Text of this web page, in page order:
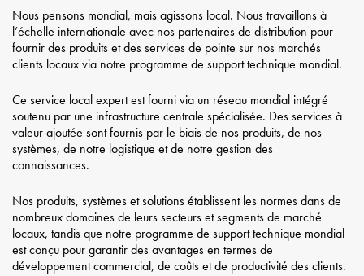
Nous pensons mondial, mais agissons local. Nous travaillons à
l’échelle internationale avec nos partenaires de distribution pour
fournir des produits et des services de pointe sur nos marchés
clients locaux via notre programme de support technique mondial.
Ce service local expert est fourni via un réseau mondial intégré
soutenu par une infrastructure centrale spécialisée. Des services à
valeur ajoutée sont fournis par le biais de nos produits, de nos
systèmes, de notre logistique et de notre gestion des
connaissances.
Nos produits, systèmes et solutions établissent les normes dans de
nombreux domaines de leurs secteurs et segments de marché
locaux, tandis que notre programme de support technique mondial
est conçu pour garantir des avantages en termes de
développement commercial, de coûts et de productivité des clients.